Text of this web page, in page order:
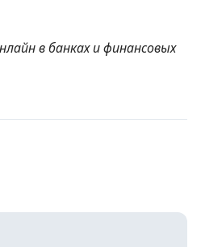
в банках и финансовых